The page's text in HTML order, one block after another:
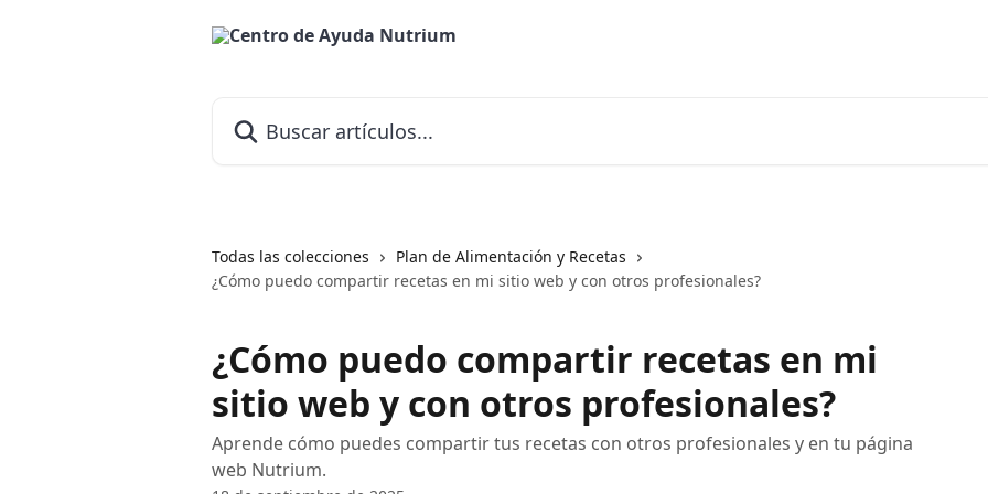
Todas las colecciones
Plan de Alimentación y Recetas
¿Cómo puedo compartir recetas en mi sitio web y con otros profesionales?
¿Cómo puedo compartir recetas en mi
sitio web y con otros profesionales?
Aprende cómo puedes compartir tus recetas con otros profesionales y en tu página
web Nutrium.